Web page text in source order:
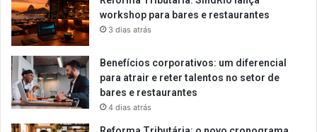
workshop para bares e restaurantes
3 dias atrás
Benefícios corporativos: um diferencial
para atrair e reter talentos no setor de
bares e restaurantes
4 dias atrás